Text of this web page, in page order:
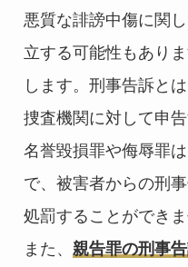
悪質な誹謗中傷に関
立する可能性もあり
します。刑事告訴と
捜査機関に対して申
名誉毀損罪や侮辱罪
で、被害者からの刑
処罰することができま
また、親告罪の刑事